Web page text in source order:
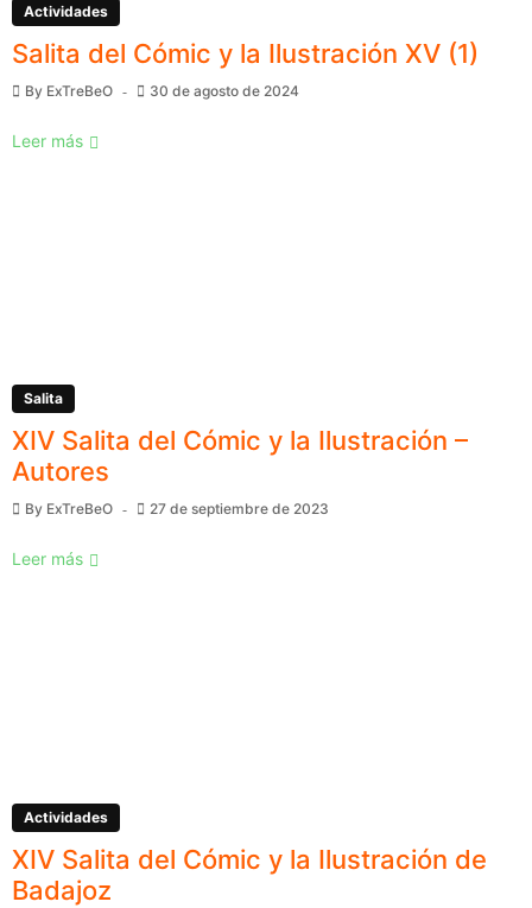
Actividades
Salita del Cómic y la Ilustración XV (1)
By ExTreBeO 30 de agosto de 2024
Leer más
Salita
XIV Salita del Cómic y la Ilustración –
Autores
By ExTreBeO 27 de septiembre de 2023
Leer más
Actividades
XIV Salita del Cómic y la Ilustración de
Badajoz